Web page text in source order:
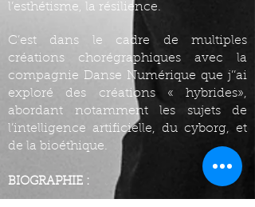
l’esthétisme, la résilience.
C’est dans le cadre de multiples
créations chorégraphiques avec la
compagnie Danse Numérique que j’’ai
exploré des créations « hybrides»,
abordant notamment les sujets de
l’intelligence artificielle, du cyborg, et
de la bioéthique.
BIOGRAPHIE :